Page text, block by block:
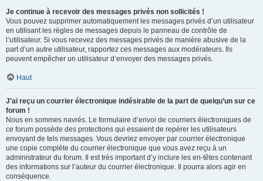
Je continue à recevoir des messages privés non sollicités !
Vous pouvez supprimer automatiquement les messages privés d’un utilisateur
en utilisant les règles de messages depuis le panneau de contrôle de
l’utilisateur. Si vous recevez des messages privés de manière abusive de la
part d’un autre utilisateur, rapportez ces messages aux modérateurs. Ils
peuvent empêcher un utilisateur d’envoyer des messages privés.
Haut
J’ai reçu un courrier électronique indésirable de la part de quelqu’un sur ce
forum !
Nous en sommes navrés. Le formulaire d’envoi de courriers électroniques de
ce forum possède des protections qui essaient de repérer les utilisateurs
envoyant de tels messages. Vous devriez envoyer par courrier électronique
une copie complète du courrier électronique que vous avez reçu à un
administrateur du forum. Il est très important d’y inclure les en-têtes contenant
des informations sur l’auteur du courrier électronique. Il pourra alors agir en
conséquence.